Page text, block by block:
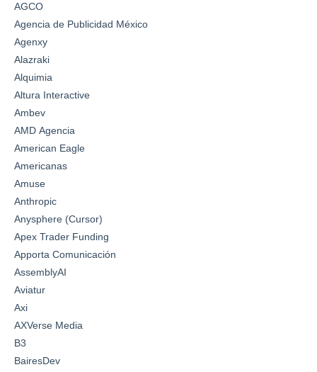
AGCO
Agencia de Publicidad México
Agenxy
Alazraki
Alquimia
Altura Interactive
Ambev
AMD Agencia
American Eagle
Americanas
Amuse
Anthropic
Anysphere (Cursor)
Apex Trader Funding
Apporta Comunicación
AssemblyAI
Aviatur
Axi
AXVerse Media
B3
BairesDev